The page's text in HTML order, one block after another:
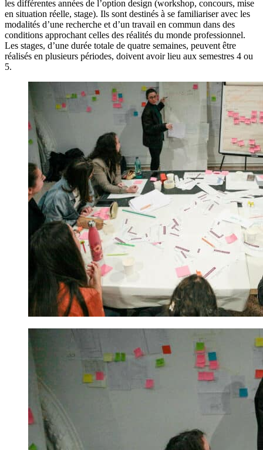
les différentes années de l’option design (workshop, concours, mise
en situation réelle, stage). Ils sont destinés à se familiariser avec les
modalités d’une recherche et d’un travail en commun dans des
conditions approchant celles des réalités du monde professionnel.
Les stages, d’une durée totale de quatre semaines, peuvent être
réalisés en plusieurs périodes, doivent avoir lieu aux semestres 4 ou
5.